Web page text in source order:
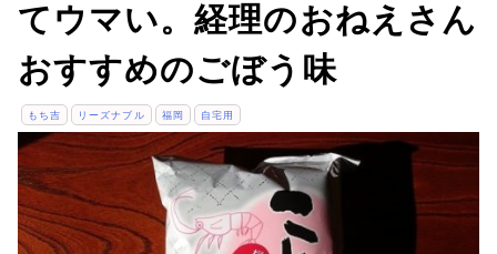
てウマい。経理のおねえさん
おすすめのごぼう味
もち吉 リーズナブル 福岡 自宅用